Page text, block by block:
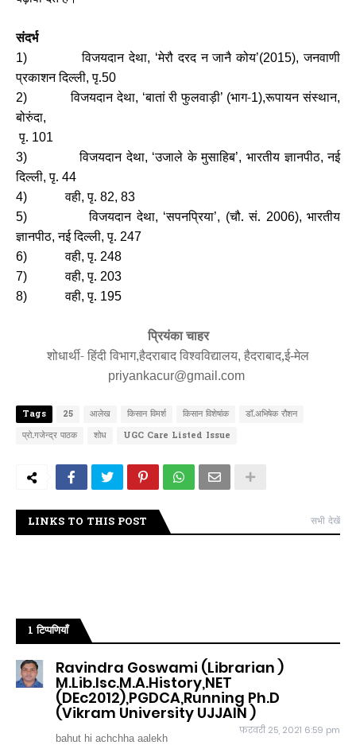
संदर्भ
1)विजयदान देथा, ‘मेरौ दरद न जानै कोय’(2015),जनवाणी
प्रकाशन दिल्ली,पृ.50
2)विजयदान देथा, ‘बातां री फुलवाड़ी’ (भाग-1),रूपायन संस्थान,
बोरुंदा,
पृ. 101
3)विजयदान देथा, ‘उजाले के मुसाहिब’, भारतीय ज्ञानपीठ,नई
दिल्ली,पृ. 44
4)वही,पृ. 82, 83
5)विजयदान देथा, ‘सपनप्रिया’, (चौ. सं. 2006), भारतीय
ज्ञानपीठ,नई दिल्ली,पृ. 247
6)वही,पृ. 248
7)वही,पृ. 203
8)वही,पृ. 195
प्रियंका चाहर
शोधार्थी- हिंदी विभाग,हैदराबाद विश्वविद्यालय, हैदराबाद,ई-मेल
priyankacur@gmail.com
Tags 25 आलेख किसान विमर्श किसान विशेषांक
डॉ.अभिषेक रौशन
प्रो.गजेन्द्र पाठक
शोध UGC Care Listed Issue
LINKS TO THIS POST सभी देखें
1 टिप्पणियाँ
Ravindra Goswami (Librarian )
M.Lib.Isc.M.A.History,NET
(DEc2012),PGDCA,Running Ph.D
(Vikram University UJJAIN )
फ़रवरी 25, 2021 6:59 pm
bahut hi achchha aalekh